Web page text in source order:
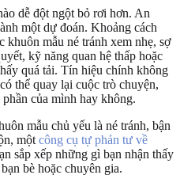
dễ đột ngột bỏ rơi hơn. An
một dự đoán. Khoảng cách
khuôn mẫu né tránh xem nhẹ, sợ
kỹ năng quan hệ thấp hoặc
quá tải. Tín hiệu chính không
thể quay lại cuộc trò chuyện,
của mình hay không.
mẫu chủ yếu là né tránh, bận
một công cụ tự phản tư về
sắp xếp những gì bạn nhận thấy
bè hoặc chuyên gia.